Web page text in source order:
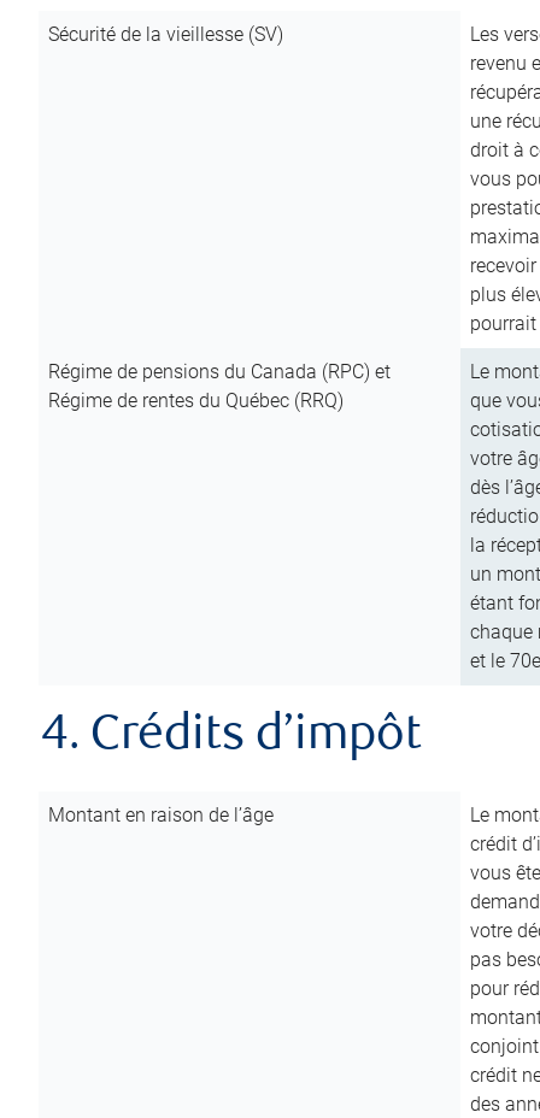
Sécurité de la vieillesse (SV)
Les
revenu
une
droit à
vous
plus
Régime de pensions du Canada (RPC) et
Régime de rentes du Québec (RRQ)
Le
que
votre
dès
la
un
étant
chaque
et le
4. Crédits d’impôt
Montant en raison de l’âge
Le
crédit
vous
votre
pas
pour
conjoint
crédit
des